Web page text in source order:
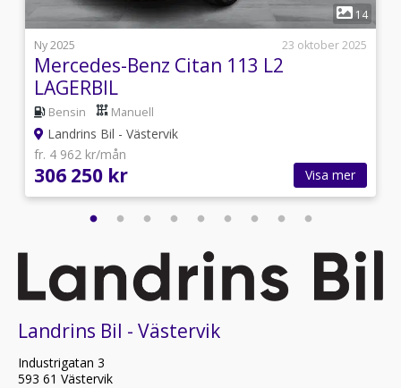
1
14
Ny 2025
23 oktober 2025
Mercedes-Benz Citan 113 L2
LAGERBIL
Bensin Manuell
Landrins Bil - Västervik
fr. 4 962 kr/mån
306 250 kr Visa mer
Landrins Bil - Västervik
Industrigatan 3
593 61 Västervik